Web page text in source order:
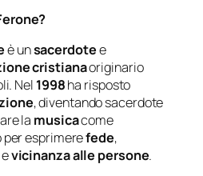
è unsacerdotee
cristianaoriginario
Nel 1998ha risposto
, diventando sacerdote
la musicacome
esprimerefede,
evicinanza alle persone.